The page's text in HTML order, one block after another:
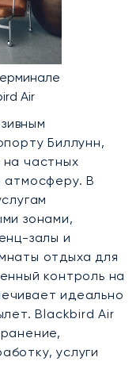
Air
Биллунн,
частных
атмосферу. В
зонами,
залы и
отдыха для
контроль на
идеально
Blackbird Air
услуги